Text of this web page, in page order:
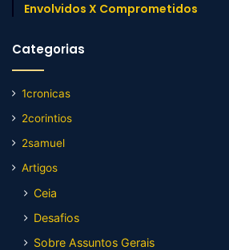
Envolvidos X Comprometidos
Categorias
1cronicas
2corintios
2samuel
Artigos
Ceia
Desafios
Sobre Assuntos Gerais